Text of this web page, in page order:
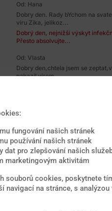
Od: Hana
Dobry den. Rady bYchom na
viru Zika, jelikoz...
Dobrý den, nejnižší výskyt
Přesto absolvujte...
Od: Vlasta
Dobry den,chtela jsem se
nakazil virem...
Dobrý den, podle aktuálních
Od: Terezie
Dobrý den, v dubnu se chystám
a jižní části...
Dobrý den, pro Sri Lanku je
břišnímu tyfu...
Od: Kamila
Dobrý večer,jsem na dovolené v
,ze bych mohla byt...
Dobrý den, na ostrově
fungování našich stránek
používání našich stránek
dat pro zlepšování našich
marketingovým aktivitám
souborů cookies, poskytnete
navigací na stránce, s